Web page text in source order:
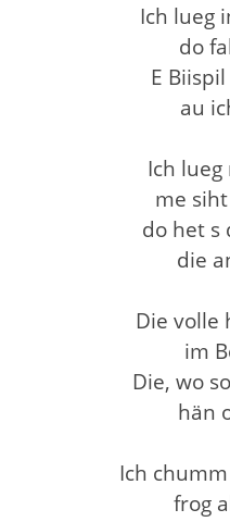
Ich lueg
do
E
au
Ich
me
do het s
die
Die volle
im
Die, wo
hän
Ich
frog